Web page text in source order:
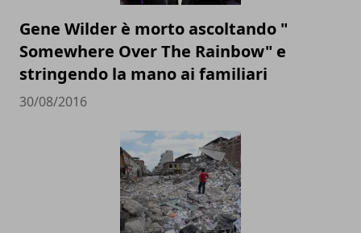
Gene Wilder è morto ascoltando "
Somewhere Over The Rainbow" e
stringendo la mano ai familiari
30/08/2016